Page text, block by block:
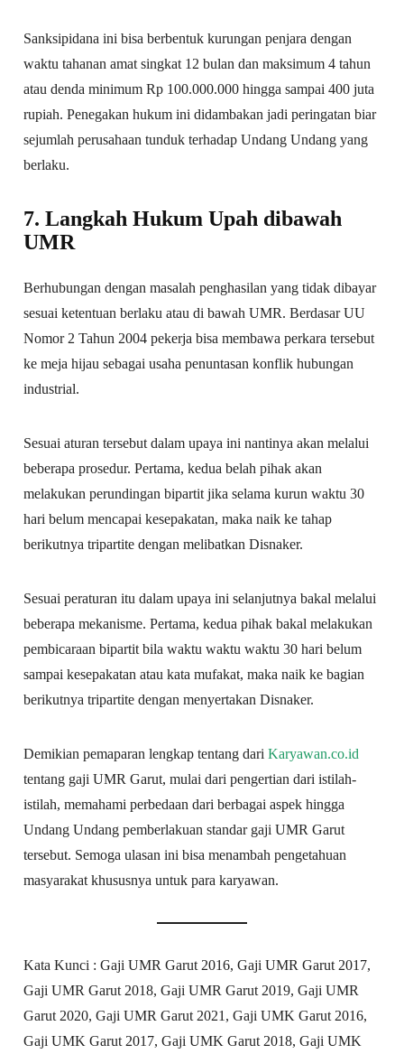
Sanksipidana ini bisa berbentuk kurungan penjara dengan
waktu tahanan amat singkat 12 bulan dan maksimum 4 tahun
atau denda minimum Rp 100.000.000 hingga sampai 400 juta
rupiah. Penegakan hukum ini didambakan jadi peringatan biar
sejumlah perusahaan tunduk terhadap Undang Undang yang
berlaku.
7. Langkah Hukum Upah dibawah
UMR
Berhubungan dengan masalah penghasilan yang tidak dibayar
sesuai ketentuan berlaku atau di bawah UMR. Berdasar UU
Nomor 2 Tahun 2004 pekerja bisa membawa perkara tersebut
ke meja hijau sebagai usaha penuntasan konflik hubungan
industrial.
Sesuai aturan tersebut dalam upaya ini nantinya akan melalui
beberapa prosedur. Pertama, kedua belah pihak akan
melakukan perundingan bipartit jika selama kurun waktu 30
hari belum mencapai kesepakatan, maka naik ke tahap
berikutnya tripartite dengan melibatkan Disnaker.
Sesuai peraturan itu dalam upaya ini selanjutnya bakal melalui
beberapa mekanisme. Pertama, kedua pihak bakal melakukan
pembicaraan bipartit bila waktu waktu waktu 30 hari belum
sampai kesepakatan atau kata mufakat, maka naik ke bagian
berikutnya tripartite dengan menyertakan Disnaker.
Demikian pemaparan lengkap tentang dariKaryawan.co.id
tentang gaji UMR Garut, mulai dari pengertian dari istilah-
istilah, memahami perbedaan dari berbagai aspek hingga
Undang Undang pemberlakuan standar gaji UMR Garut
tersebut. Semoga ulasan ini bisa menambah pengetahuan
masyarakat khususnya untuk para karyawan.
Kata Kunci : Gaji UMR Garut 2016, Gaji UMR Garut 2017,
Gaji UMR Garut 2018, Gaji UMR Garut 2019, Gaji UMR
Garut 2020, Gaji UMR Garut 2021, Gaji UMK Garut 2016,
Gaji UMK Garut 2017, Gaji UMK Garut 2018, Gaji UMK